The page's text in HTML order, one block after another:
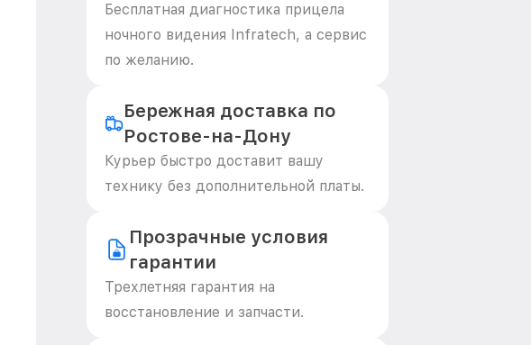
Бесплатная диагностика прицела
ночного видения Infratech, а сервис
по желанию.
Бережная доставка по
Ростове-на-Дону
Курьер быстро доставит вашу
технику без дополнительной платы.
Прозрачные условия
гарантии
Трехлетняя гарантия на
восстановление и запчасти.